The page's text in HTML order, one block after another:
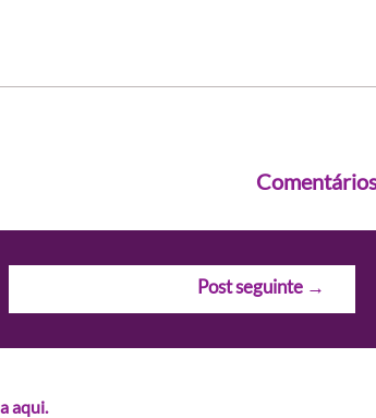
Post seguinte →
aqui.